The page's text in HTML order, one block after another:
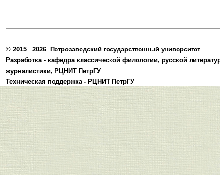
© 2015 - 2026
Петрозаводский государственный университет
Разработка - кафедра классической филологии, русской
журналистики, РЦНИТ ПетрГУ
Техническая поддержка - РЦНИТ ПетрГУ
Политика конфиденциальности